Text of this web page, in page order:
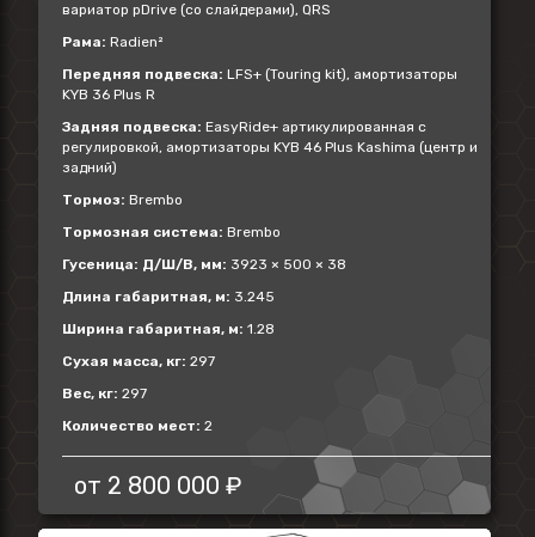
вариатор pDrive (со слайдерами), QRS
Рама: Radien²
Передняя подвеска: LFS+ (Touring kit), амортизаторы
KYB 36 Plus R
Задняя подвеска: EasyRide+ артикулированная с
регулировкой, амортизаторы KYB 46 Plus Kashima (центр и
задний)
Тормоз: Brembo
Тормозная система: Brembo
Гусеница: Д/Ш/В, мм: 3923 × 500 × 38
Длина габаритная, м: 3.245
Ширина габаритная, м: 1.28
Сухая масса, кг: 297
Вес, кг: 297
Количество мест: 2
от 2 800 000 ₽